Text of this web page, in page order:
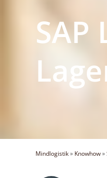
Mindlogistik» Knowhow»